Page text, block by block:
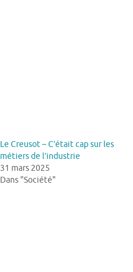
Le Creusot – C’était cap sur les
métiers de l’industrie
31 mars 2025
Dans "Société"